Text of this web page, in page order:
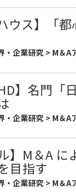
ウス】「
・企業研究 > M＆A
】名門「
・企業研究 > M＆A
】M＆A
を目指す
・企業研究 > M＆A